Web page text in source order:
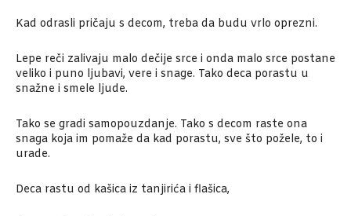
Kad odrasli pričaju s decom, treba da budu vrlo oprezni.
Lepe reči zalivaju malo dečije srce i onda malo srce postane
veliko i puno ljubavi, vere i snage. Tako deca porastu u
snažne i smele ljude.
Tako se gradi samopouzdanje. Tako s decom raste ona
snaga koja im pomaže da kad porastu, sve što požele, to i
urade.
Deca rastu od kašica iz tanjirića i flašica,